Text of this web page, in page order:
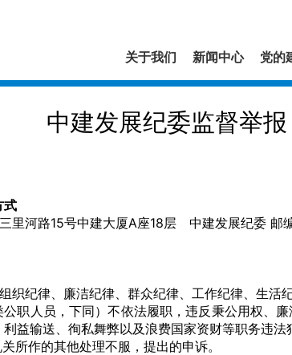
关于我们 新闻中心 党的
中建发展纪委监督举报
式
河路15号中建大厦A座18层 中建发展纪委 邮
纪律、廉洁纪律、群众纪律、工作纪律、生活纪
人员，下同）不依法履职，违反秉公用权、廉
益输送、徇私舞弊以及浪费国家资财等职务违法
作的其他处理不服，提出的申诉。